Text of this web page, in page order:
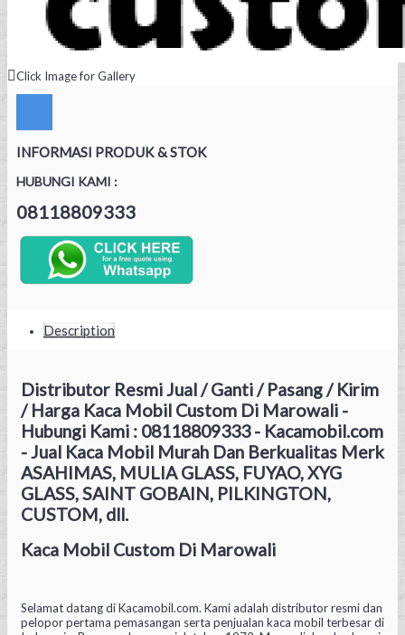
Click Image for Gallery
INFORMASI PRODUK & STOK
HUBUNGI KAMI :
08118809333
Description
Distributor Resmi Jual / Ganti / Pasang / Kirim
/ Harga Kaca Mobil Custom Di Marowali -
Hubungi Kami : 08118809333 - Kacamobil.com
- Jual Kaca Mobil Murah Dan Berkualitas Merk
ASAHIMAS, MULIA GLASS, FUYAO, XYG
GLASS, SAINT GOBAIN, PILKINGTON,
CUSTOM, dll.
Kaca Mobil Custom Di Marowali
Selamat datang di Kacamobil.com. Kami adalah distributor resmi dan
pelopor pertama pemasangan serta penjualan kaca mobil terbesar di